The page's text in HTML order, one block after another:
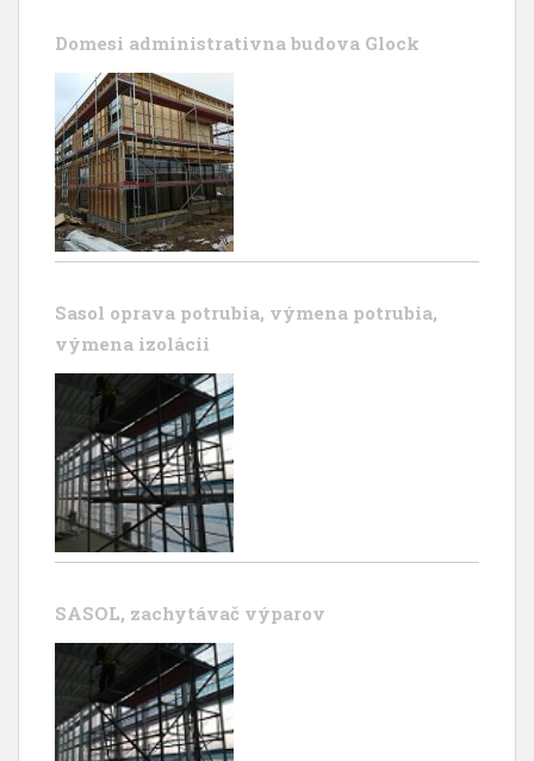
Domesi administrativna budova Glock
Sasol oprava potrubia, výmena potrubia,
výmena izolácii
SASOL, zachytávač výparov